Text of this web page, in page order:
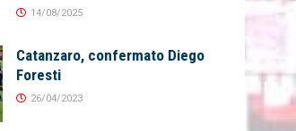
14/08/2025
Catanzaro, confermato Diego
Foresti
26/04/2023